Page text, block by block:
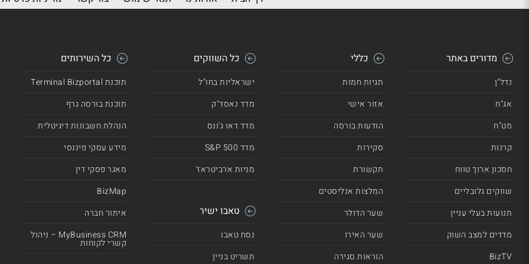
מדורים באתר
נדל"ן
אג"ח
מט"ח
קרנות
חסכון ארוך טווח
שווקים גלובליים
תנועות בעלי עניין
מדדים למצב השוק
BizTV
כללי
תגיות חמות
אזור אישי
הודעות בורסה
סקירות
תקשורת
המלצות אנליסטים
שער הדולר
שער האירו
הוראות סגירה
כל השווקים
ישראליות בחו"ל
מדד נאסד"ק
מדד דאו ג'ונס
מדד 500 S&P
מניות ארביטראז'
טאבו ישיר
נסח טאבו
תשריט בניין
כל השירותים
תוכנת Terminal Bizportal
תוכנת בורסה גרף
הנהלת חשבונות דיגיטלית
מידע עסקי פיננסי
מאגר פסקי דין
BizMap
איתור חברה
MyBusiness CRM – ניהול
קשרי לקוחות